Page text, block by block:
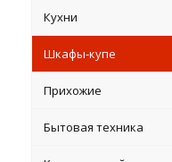
Кухни
Шкафы-купе
Прихожие
Бытовая техника